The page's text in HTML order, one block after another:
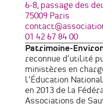
Adresse
6-8, passage des
75009 Paris
France
Courriel
Téléphone
01 42 67 84 00
Patrimoine-
reconnue d’utilité
ministères en
l’Éducation
en 2013 de la
Associations de